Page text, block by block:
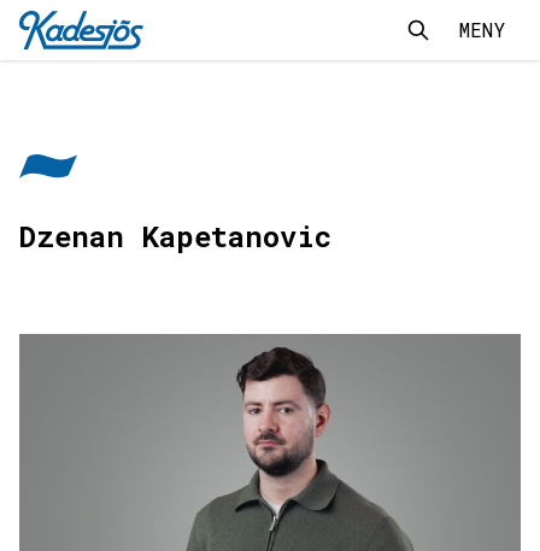
Kadesjös - Tillbaks till start
SökSök
MENY
Dzenan Kapetanovic